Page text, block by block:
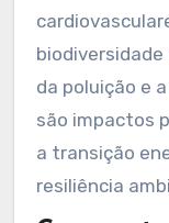
de gases de
mitigar as
fontes
a
disso, a
Isso resulta